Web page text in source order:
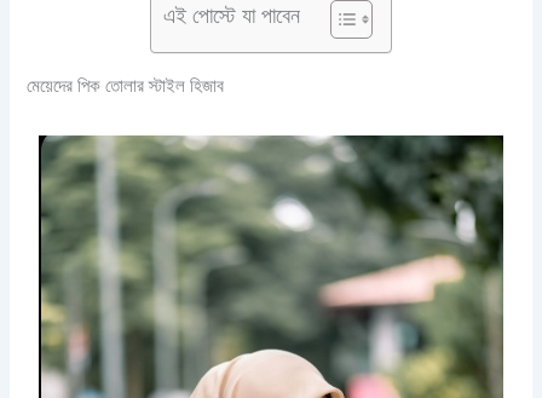
এই পোস্টে যা পাবেন
মেয়েদের পিক তোলার স্টাইল হিজাব